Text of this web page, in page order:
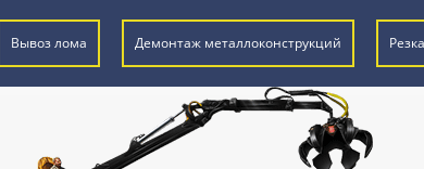
Вывоз лома Демонтаж металлоконструкций